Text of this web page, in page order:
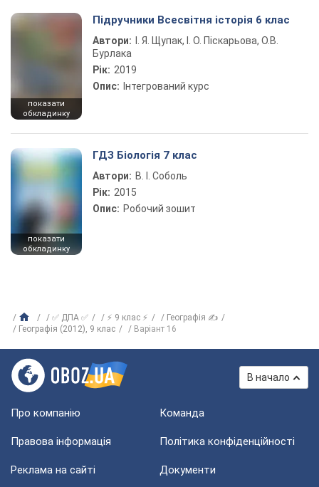
показати
обкладинку
Підручники Всесвітня історія 6 клас
Автори:
І. Я. Щупак, І. О. Піскарьова, О.В.
Бурлака
Рік: 2019
Опис: Інтегрований курс
показати
обкладинку
ГДЗ Біологія 7 клас
Автори: В. І. Соболь
Рік: 2015
Опис: Робочий зошит
✅ ДПА ✅ ⚡ 9 клас ⚡
Географія ✍
Географія (2012), 9 клас
Варіант 16
В начало
Про компанію Команда
Правова інформація Політика конфіденційності
Реклама на сайті Документи